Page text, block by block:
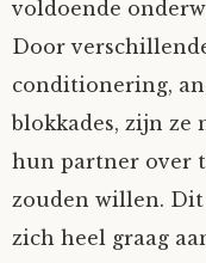
voldoende
Door
conditionering,
blokkades, zijn ze
hun partner over
zouden willen.
zich heel graag